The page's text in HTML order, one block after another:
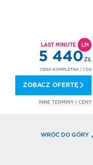
LAST MINUTE LM
5 440ZŁ
CENA KOMPLETNA / 1 OS
ZOBACZ OFERTĘ
INNE TERMINY I CENY
WRÓĆ DO GÓRY